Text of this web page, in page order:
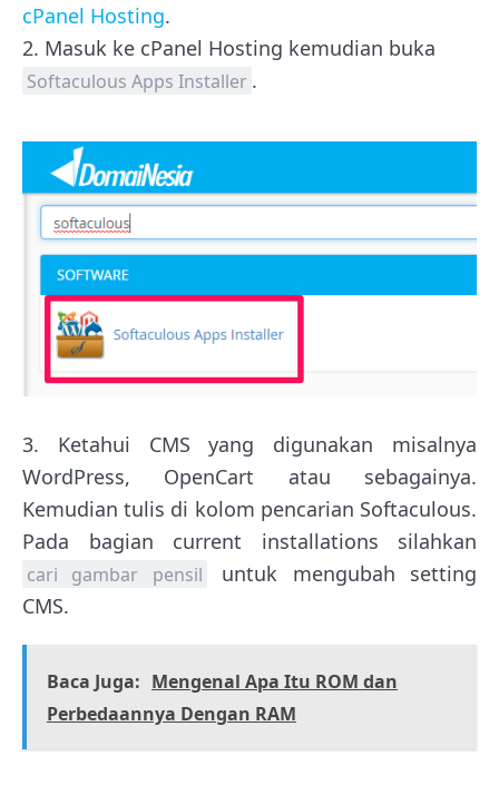
cPanel Hosting.
2. Masuk ke cPanel Hosting kemudian buka
Softaculous Apps Installer .
3. Ketahui CMS yang digunakan misalnya
WordPress, OpenCart atau sebagainya.
Kemudian tulis di kolom pencarian Softaculous.
Pada bagian current installations silahkan
cari gambar pensil
untuk mengubah setting
CMS.
Baca Juga: Mengenal Apa Itu ROM dan
Perbedaannya Dengan RAM